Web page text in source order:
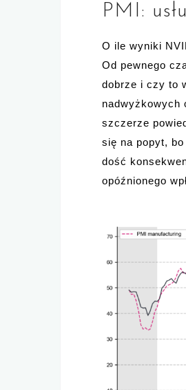
PMI:
O ile wyniki
Od pewnego
dobrze i czy to
nadwyżkowych
szczerze
się na popyt,
dość
opóźnionego